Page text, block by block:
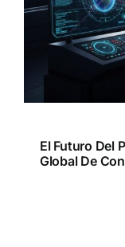
El Futuro Del
Global De